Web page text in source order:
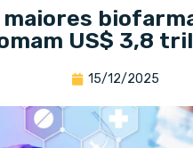
US$ 3,8
15/12/2025